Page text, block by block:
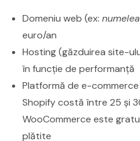
Domeniu web (ex:
euro/an
Hosting (găzduirea site-
în funcție de performanță
Platformă de e-
Shopify costă între 25 și
WooCommerce este
plătite